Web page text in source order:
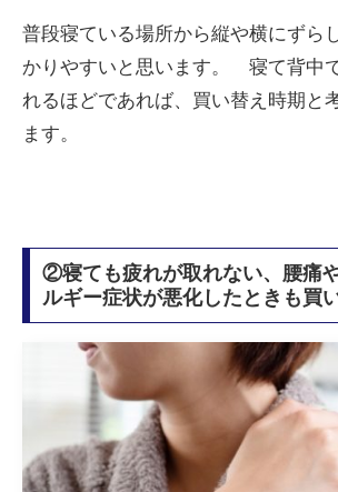
普段寝ている場所から縦や横にずら
かりやすいと思います。 寝て背中
れるほどであれば、買い替え時期と
ます。
②寝ても疲れが取れない、腰痛
ルギー症状が悪化したときも買